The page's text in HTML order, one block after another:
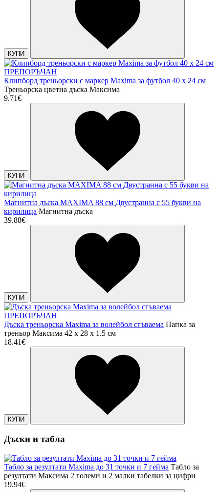
КУПИ
ПРЕПОРЪЧАН
Клипборд треньорски с маркер Maxima за футбол 40 х 24 см
Треньорска цветна дъска Максима
9.71€
КУПИ
Магнитна дъска MAXIMA 88 см Двустранна с 55 букви на
кирилица Магнитна дъска
39.88€
КУПИ
ПРЕПОРЪЧАН
Дъска треньорска Maxima за волейбол сгъваема Папка за
треньор Максима 42 x 28 x 1.5 см
18.41€
КУПИ
Дъски и табла
Табло за резултати Maxima до 31 точки и 7 гейма Табло за
резултати Максима 2 големи и 2 малки табелки за цифри
19.94€